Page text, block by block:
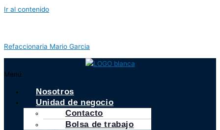
Ir al contenido
Refaccionaria Mario Garcia
Menú
Nosotros
Unidad de negocio
Contacto
Bolsa de trabajo